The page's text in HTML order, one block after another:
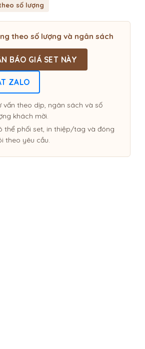
số lượng
theo số lượng và ngân sách
BÁO GIÁ SET NÀY
ZALO
vấn theo dịp, ngân sách và số
khách mời.
thể phối set, in thiệp/tag và đóng
theo yêu cầu.